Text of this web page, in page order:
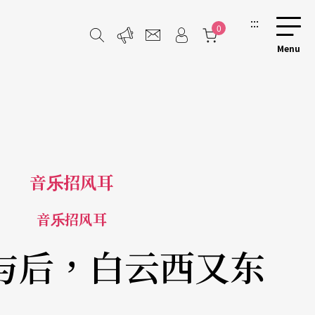
0 :::
音乐招风耳
音乐招风耳
后，白云西又东